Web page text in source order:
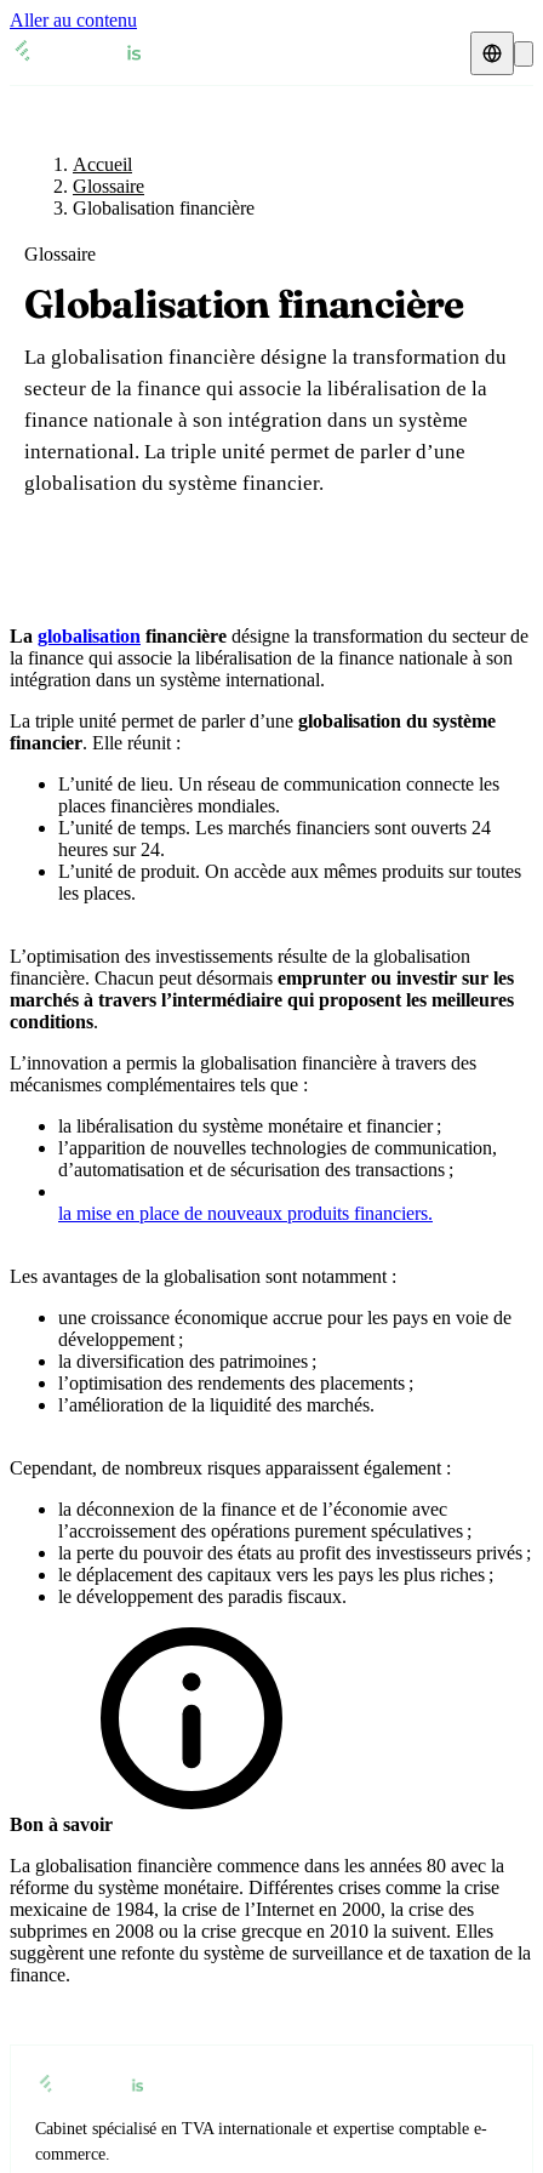
Aller au contenu
🇫🇷 France
🇬🇧 Royaume-Uni
🇧🇪 Belgique
🇮🇹 Italie
🇳🇴 Norvège
Voir tous les pays
Fiches TVA
🇫🇷 France
🇬🇧
🇨🇭 Suisse
🇧🇪
🇩🇪Allemagne
🇮🇹 Italie
🇳🇱 Pays-Bas
Toutes les fiches pays
Expert-comptable
Expert-comptable e-commerce
Expert-comptable Amazon
Ressources & Blog
Blog
Glossaire
Vérifier un n° TVA
Calculateur de TVA
Accueil
Glossaire
Globalisation financière
Glossaire
Globalisation financière
La globalisation financière désigne la transformation du
secteur de la finance qui associe la libéralisation de la
finance nationale à son intégration dans un système
international. La triple unité permet de parler d’une
globalisation du système financier.
La globalisation financière désigne la transformation du secteur de
la finance qui associe la libéralisation de la finance nationale à son
intégration dans un système international.
La triple unité permet de parler d’une globalisation du système
financier. Elle réunit :
L’unité de lieu. Un réseau de communication connecte les
places financières mondiales.
L’unité de temps. Les marchés financiers sont ouverts 24
heures sur 24.
L’unité de produit. On accède aux mêmes produits sur toutes
les places.
L’optimisation des investissements résulte de la globalisation
financière. Chacun peut désormais emprunter ou investir sur les
marchés à travers l’intermédiaire qui proposent les meilleures
conditions.
L’innovation a permis la globalisation financière à travers des
mécanismes complémentaires tels que :
la libéralisation du système monétaire et financier ;
l’apparition de nouvelles technologies de communication,
d’automatisation et de sécurisation des transactions ;
la mise en place de nouveaux produits financiers.
Les avantages de la globalisation sont notamment :
une croissance économique accrue pour les pays en voie de
développement ;
la diversification des patrimoines ;
l’optimisation des rendements des placements ;
l’amélioration de la liquidité des marchés.
Cependant, de nombreux risques apparaissent également :
la déconnexion de la finance et de l’économie avec
l’accroissement des opérations purement spéculatives ;
la perte du pouvoir des états au profit des investisseurs privés ;
le déplacement des capitaux vers les pays les plus riches ;
le développement des paradis fiscaux.
Bon à savoir
La globalisation financière commence dans les années 80 avec la
réforme du système monétaire. Différentes crises comme la crise
mexicaine de 1984, la crise de l’Internet en 2000, la crise des
subprimes en 2008 ou la crise grecque en 2010 la suivent. Elles
suggèrent une refonte du système de surveillance et de taxation de la
finance.
Cabinet spécialisé en TVA internationale et expertise comptable e-
commerce.